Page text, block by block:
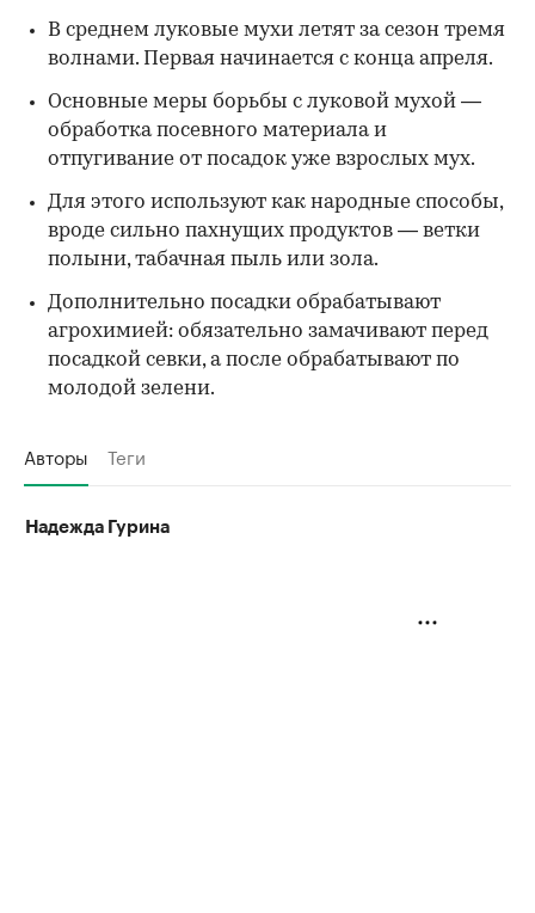
В среднем луковые мухи летят за сезон тремя
волнами. Первая начинается с конца апреля.
Основные меры борьбы с луковой мухой —
обработка посевного материала и
отпугивание от посадок уже взрослых мух.
Для этого используют как народные способы,
вроде сильно пахнущих продуктов — ветки
полыни, табачная пыль или зола.
Дополнительно посадки обрабатывают
агрохимией: обязательно замачивают перед
посадкой севки, а после обрабатывают по
молодой зелени.
Авторы Теги
Надежда Гурина